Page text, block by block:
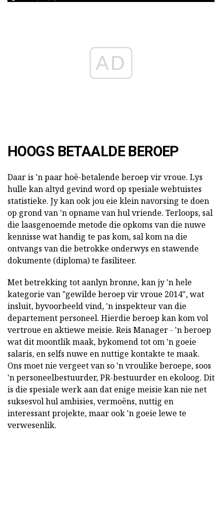
AD
HOOGS BETAALDE BEROEP
Daar is 'n paar hoë-betalende beroep vir vroue. Lys
hulle kan altyd gevind word op spesiale webtuistes
statistieke. Jy kan ook jou eie klein navorsing te doen
op grond van 'n opname van hul vriende. Terloops, sal
die laasgenoemde metode die opkoms van die nuwe
kennisse wat handig te pas kom, sal kom na die
ontvangs van die betrokke onderwys en stawende
dokumente (diploma) te fasiliteer.
Met betrekking tot aanlyn bronne, kan jy 'n hele
kategorie van "gewilde beroep vir vroue 2014", wat
insluit, byvoorbeeld vind, 'n inspekteur van die
departement personeel. Hierdie beroep kan kom vol
vertroue en aktiewe meisie. Reis Manager - 'n beroep
wat dit moontlik maak, bykomend tot om 'n goeie
salaris, en selfs nuwe en nuttige kontakte te maak.
Ons moet nie vergeet van so 'n vroulike beroepe, soos
'n personeelbestuurder, PR-bestuurder en ekoloog. Dit
is die spesiale werk aan dat enige meisie kan nie net
suksesvol hul ambisies, vermoëns, nuttig en
interessant projekte, maar ook 'n goeie lewe te
verwesenlik.